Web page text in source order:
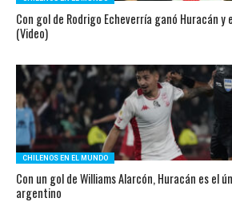
Con gol de Rodrigo Echeverría ganó Huracán
(Video)
CHILENOS EN EL MUNDO
Con un gol de Williams Alarcón, Huracán es el
argentino